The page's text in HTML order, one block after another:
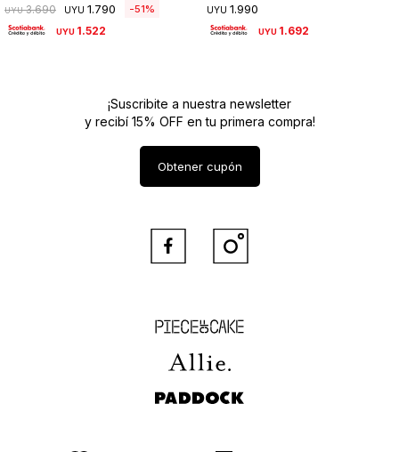
UYU 3.690 UYU 1.790 51
UYU 1.522
UYU 1.990
UYU 1.692
Piece of Cake
Allie
Paddock
¡Suscribite a nuestra newsletter
y recibí 15% OFF en tu primera compra!
Obtener cupón
 